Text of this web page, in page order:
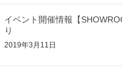
イベント開催情報【
り
2019年3月11日